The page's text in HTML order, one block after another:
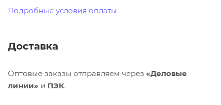
Подробные условия оплаты
Доставка
Оптовые заказы отправляем через «Деловые
линии» и ПЭК.